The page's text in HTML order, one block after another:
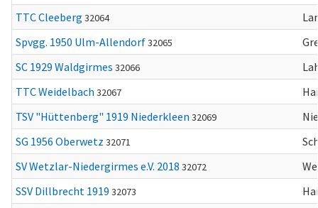
TTC Cleeberg 32064
Spvgg. 1950 Ulm-Allendorf32065
SC 1929 Waldgirmes 32066
TTC Weidelbach 32067
TSV "Hüttenberg" 1919 Niederkleen 32069
SG 1956 Oberwetz 32071
SV Wetzlar-Niedergirmes e.V. 2018 32072
SSV Dillbrecht 1919 32073